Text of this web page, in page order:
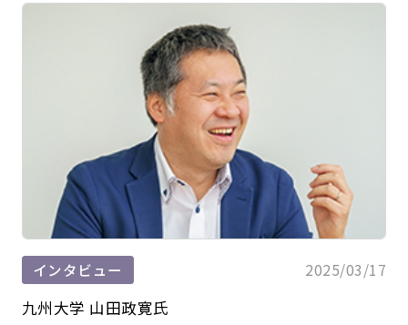
インタビュー 2025/03/17
九州大学 山田政寛氏